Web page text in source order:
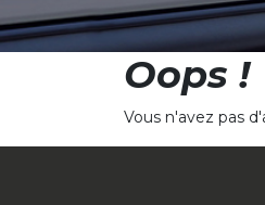
Oops !
Vous n'avez pas